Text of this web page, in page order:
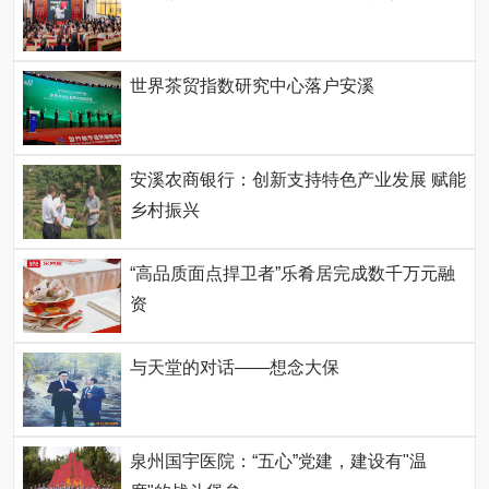
世界茶贸指数研究中心落户安溪
安溪农商银行：创新支持特色产业发展 赋能
乡村振兴
“高品质面点捍卫者”乐肴居完成数千万元融
资
与天堂的对话——想念大保
泉州国宇医院：“五心”党建，建设有"温